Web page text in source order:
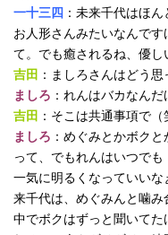
一十三四 ：未来千代はほ
お人形さんみたいなんです
て。でも癒されるね、優し
吉田 ：ましろさんはどう思
ましろ ：れんはバカなんだ
吉田 ：そこは共通事項で（
ましろ ：めぐみとかボク
って、でもれんはいつで
一気に明るくなっていい
来千代は、めぐみんと噛
中でボクはずっと聞いてた